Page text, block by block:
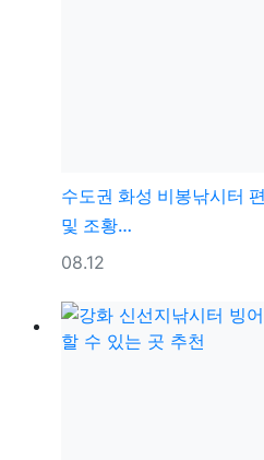
수도권 화성 비봉낚시터
및 조황…
등록일
08.12